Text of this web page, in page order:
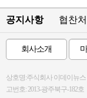
공지사항 협찬
회사소개
상호명:주식회사 이데이뉴스
고번호: 2013-광주북구-182호